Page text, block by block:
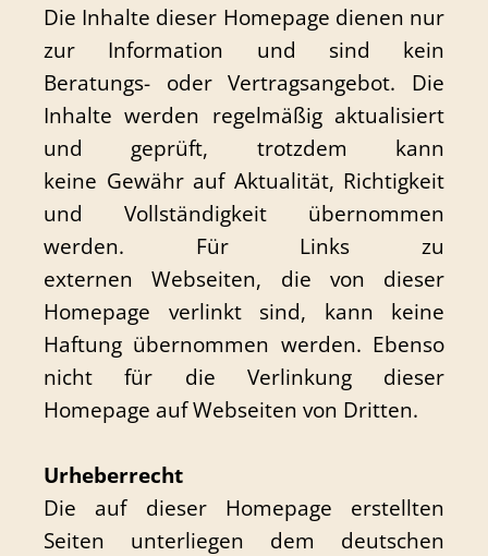
Die Inhalte dieser Homepage dienen nur
zur Information und sind kein
Beratungs- oder Vertragsangebot. Die
Inhalte werden regelmäßig aktualisiert
und geprüft, trotzdem kann
keine Gewähr auf Aktualität, Richtigkeit
und Vollständigkeit übernommen
werden. Für Links zu
externen Webseiten, die von dieser
Homepage verlinkt sind, kann keine
Haftung übernommen werden. Ebenso
nicht für die Verlinkung dieser
Homepage auf Webseiten von Dritten.
Urheberrecht
Die auf dieser Homepage erstellten
Seiten unterliegen dem deutschen